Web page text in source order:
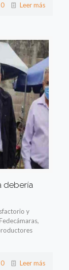
0 Leer más
debería
y
0 Leer más